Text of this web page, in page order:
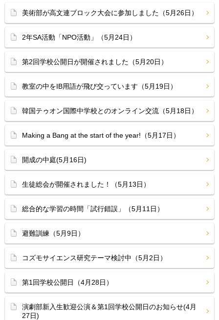
美術部が高文連ブロック大会に参加しました（5月26日）
2年SA活動「NPO活動」（5月24日）
第2回学校公開日が開催されました（5月20日）
教室の中をIB用語が飛び交っています（5月19日）
韓国テゥオン国際中学校とのオンライン交流（5月18日）
Making a Bang at the start of the year!（5月17日）
開成の中庭(5月16日)
生徒総会が開催されました！（5月13日）
総合的な学習の時間「試行錯誤」（5月11日）
避難訓練（5月9日）
コズモサイエンス研究テーマ検討中（5月2日）
第1回学校公開日（4月28日）
演劇部新入生歓迎公演＆第1回学校公開日のお知らせ(4月
27日)